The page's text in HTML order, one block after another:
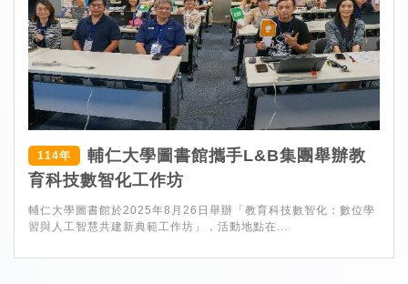
114年
輔仁大學圖書館攜手L&B集團舉辦教
育科技數智化工作坊
輔仁大學圖書館於2025年8月26日舉辦「教育科技數智化：數位學
習與人工智慧共建新典範工作坊」，活動地點在...